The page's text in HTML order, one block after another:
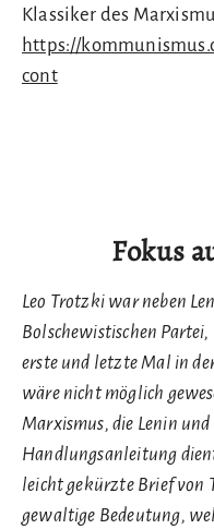
Klassiker des
https://
cont
Fokus
Leo Trotzki war neben
Bolschewistischen Partei,
erste und letzte Mal in
wäre nicht möglich
Marxismus, die Lenin
Handlungsanleitung
leicht gekürzte Brief von
gewaltige Bedeutung,